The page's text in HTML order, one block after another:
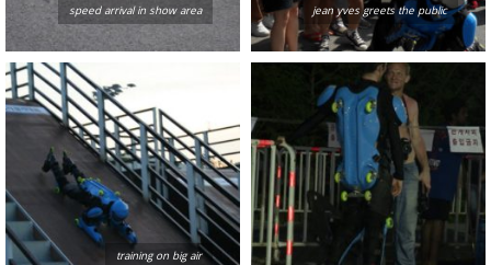
speed arrival in show area jean yves greets the public
training on big air